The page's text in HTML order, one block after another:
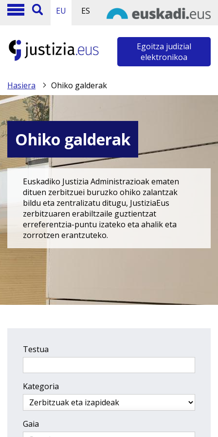
EU ES
Egoitza judizial
elektronikoa
Hasiera Ohiko galderak
Ohiko galderak
Euskadiko Justizia Administrazioak ematen
dituen zerbitzuei buruzko ohiko zalantzak
bildu eta zentralizatu ditugu, JustiziaEus
zerbitzuaren erabiltzaile guztientzat
erreferentzia-puntu izateko eta ahalik eta
zorrotzen erantzuteko.
Testua
Kategoria
Gaia